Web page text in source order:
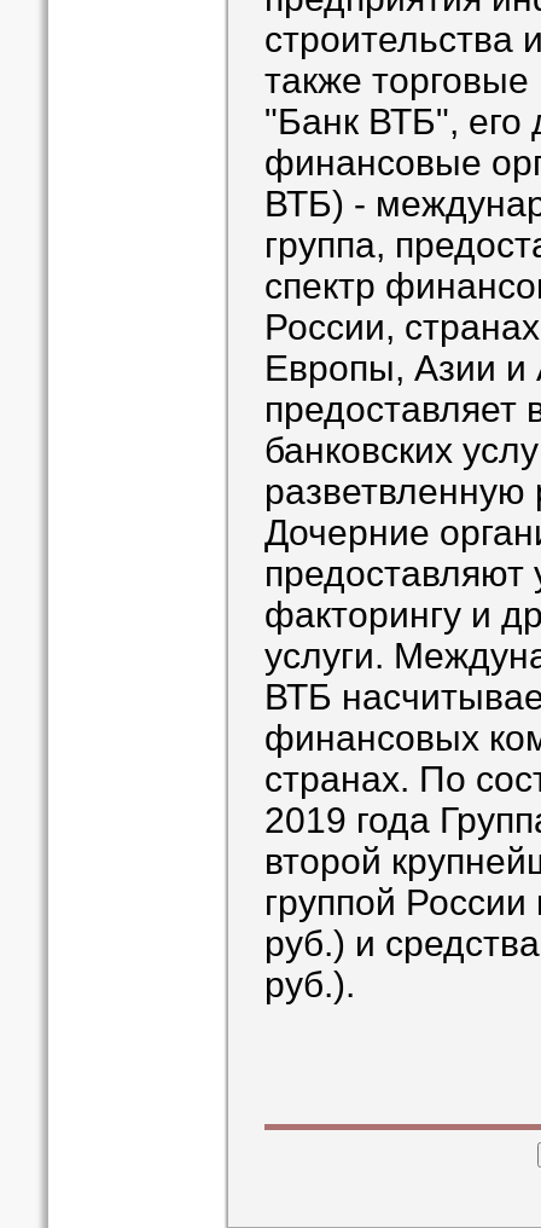
строительства
также
"Банк ВТБ", его
финансовые
ВТБ) -
группа,
спектр
России,
Европы, Азии
предоставляет
банковских
разветвленную
Дочерние
предоставляют
факторингу и
услуги.
ВТБ
финансовых
странах. По
2019 года
второй
группой
руб.) и
руб.).